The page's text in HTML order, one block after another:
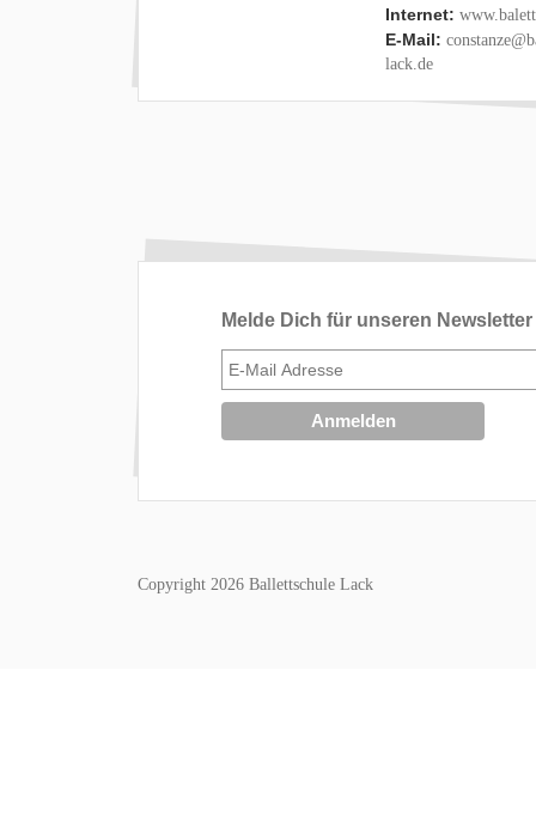
Internet:
E-Mail:
lack.de
Melde Dich für unseren
Copyright 2026 Ballettschule Lack